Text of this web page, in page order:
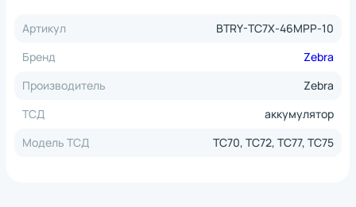
Артикул
BTRY-TC7X-46MPP-10
Бренд
Zebra
Производитель
Zebra
ТСД
аккумулятор
Модель ТСД
TC70, TC72, TC77, TC75